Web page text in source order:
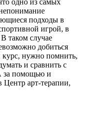
подходы в
игрой, в
таком случае
добиться
нужно помнить,
и сравнить с
за помощью и
Центр арт-терапии,